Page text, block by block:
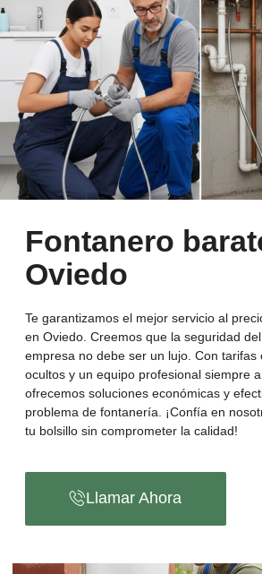
Fontanero
Oviedo
Te garantizamos el mejor servicio al
en Oviedo. Creemos que la seguridad
empresa no debe ser un lujo. Con tarifas
ocultos y un equipo profesional siempre
ofrecemos soluciones económicas y
problema de fontanería. ¡Confía en
tu bolsillo sin comprometer la calidad!
Llamar Ahora